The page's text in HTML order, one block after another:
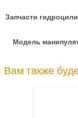
Запчасти
Модель
Вам также